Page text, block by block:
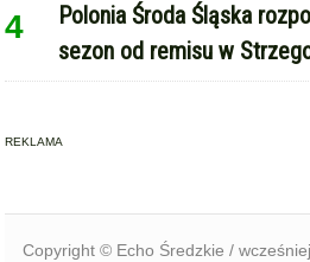
4
Polonia Środa Śląska
sezon od remisu w
REKLAMA
Copyright © Echo Średzkie /